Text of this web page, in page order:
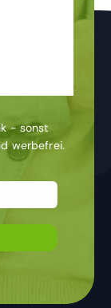
- sonst
werbefrei.